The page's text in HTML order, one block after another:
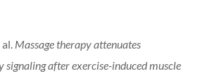
Massage therapy attenuates
after exercise-induced muscle